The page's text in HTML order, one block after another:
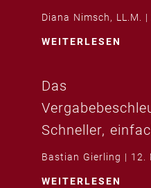
Diana Nimsch, LL.M.
WEITERLESEN
Das
Schneller,
Bastian Gierling 12.
WEITERLESEN